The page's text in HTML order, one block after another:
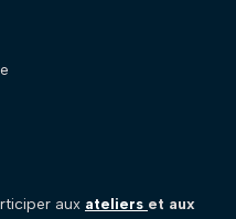
aux ateliers et aux